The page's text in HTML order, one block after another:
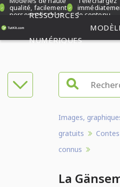
qualité, facilement
personnalisables le contenu
RESSOURCES
NUMÉRIQUES
Images,
gratuits
connus
La